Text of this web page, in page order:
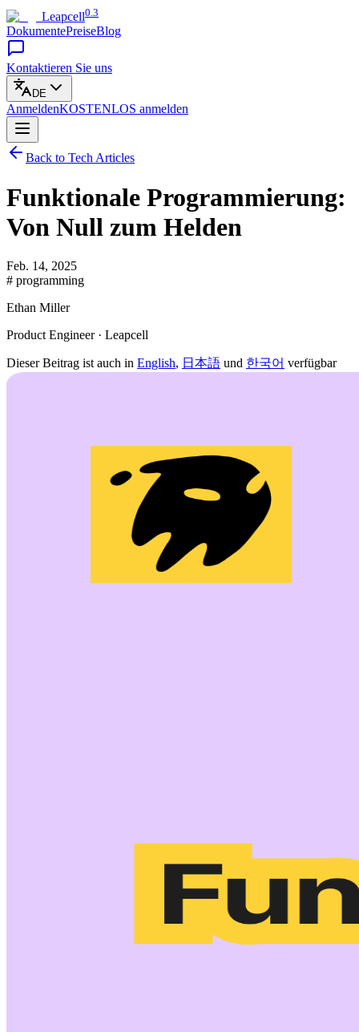
Leapcell0.3
DokumentePreiseBlog
Kontaktieren Sie uns
DE
AnmeldenKOSTENLOS anmelden
Back to Tech Articles
Funktionale Programmierung:
Von Null zum Helden
Feb. 14, 2025
# programming
Ethan Miller
Product Engineer · Leapcell
Dieser Beitrag ist auch in English, 日本語 und 한국어 verfügbar